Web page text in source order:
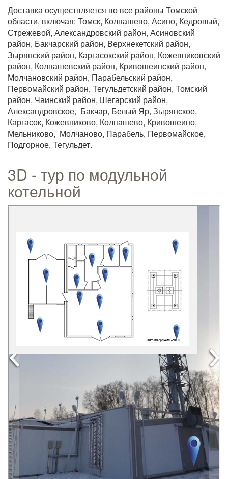
Доставка осуществляется во все районы Томской
области, включая: Томск, Колпашево, Асино, Кедровый,
Стрежевой, Александровский район, Асиновский
район, Бакчарский район, Верхнекетский район,
Зырянский район, Каргасокский район, Кожевниковский
район, Колпашевский район, Кривошеинский район,
Молчановский район, Парабельский район,
Первомайский район, Тегульдетский район, Томский
район, Чаинский район, Шегарский район,
Александровское, Бакчар, Белый Яр, Зырянское,
Каргасок, Кожевниково, Колпашево, Кривошеино,
Мельниково, Молчаново, Парабель, Первомайское,
Подгорное, Тегульдет.
3D - тур по модульной
котельной